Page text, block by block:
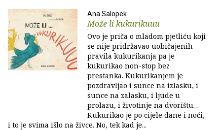
Ana Salopek
Može li kukurikuuu
Ovo je priča o mladom pjetliću koji
se nije pridržavao uobičajenih
pravila kukurikanja pa je
kukurikao non-stop bez
prestanka. Kukurikanjem je
pozdravljao i sunce na izlasku, i
sunce na zalasku, i ljude u
prolazu, i životinje na dvorištu…
Kukurikao je po cijele dane i noći,
i to je svima išlo na živce. No, tek kad je...